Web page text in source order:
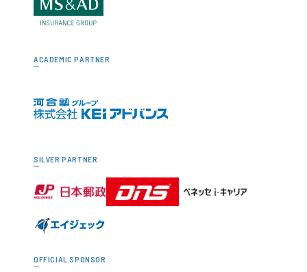
ACADEMIC PARTNER
SILVER PARTNER
OFFICIAL SPONSOR